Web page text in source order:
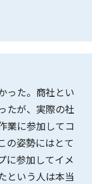
った。商社とい
たが、実際の社
業に参加してコ
の姿勢にはとて
に参加してイメ
という人は本当